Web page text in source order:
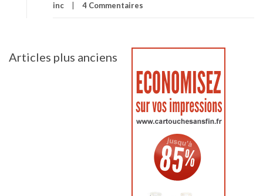
inc 4 Commentaires
Navigation
Articles plus anciens